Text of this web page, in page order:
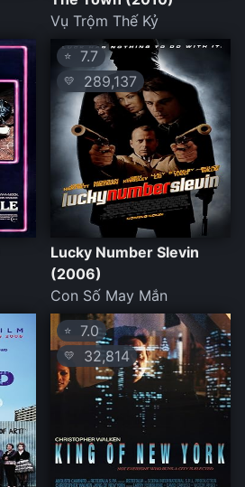
Vụ Trộm Thế Kỷ
⭐ 7.7
💛 289,137
Lucky Number Slevin
(2006)
Con Số May Mắn
⭐ 7.0
💛 32,814